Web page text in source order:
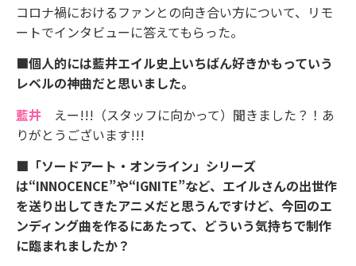
コロナ禍におけるファンとの向き合い方について、リモ
ートでインタビューに答えてもらった。
■個人的には藍井エイル史上いちばん好きかもっていう
レベルの神曲だと思いました。
藍井 えー!!!（スタッフに向かって）聞きました？！あ
りがとうございます!!!
■「ソードアート・オンライン」シリーズ
は“INNOCENCE”や“IGNITE”など、エイルさんの出世作
を送り出してきたアニメだと思うんですけど、今回のエ
ンディング曲を作るにあたって、どういう気持ちで制作
に臨まれましたか？